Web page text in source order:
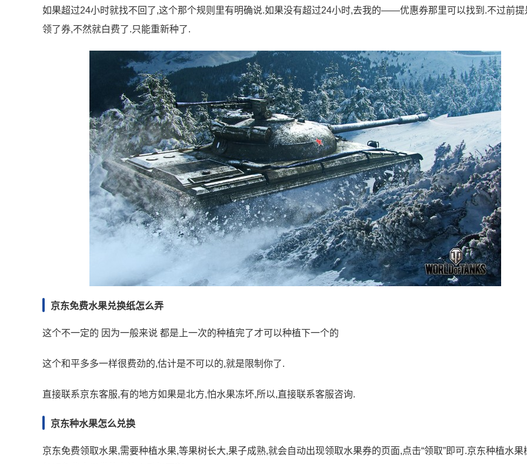
如果超过24小时就找不回了,这个那个规则里有明确说.如果没有超过24小时,去我的——优惠券那里可以找到.不过前提
领了券,不然就白费了.只能重新种了.
京东免费水果兑换纸怎么弄
这个不一定的 因为一般来说 都是上一次的种植完了才可以种植下一个的
这个和平多多一样很费劲的,估计是不可以的,就是限制你了.
直接联系京东客服,有的地方如果是北方,怕水果冻坏,所以,直接联系客服咨询.
京东种水果怎么兑换
京东免费领取水果,需要种植水果,等果树长大,果子成熟,就会自动出现领取水果券的页面,点击“领取”即可.京东种植水果